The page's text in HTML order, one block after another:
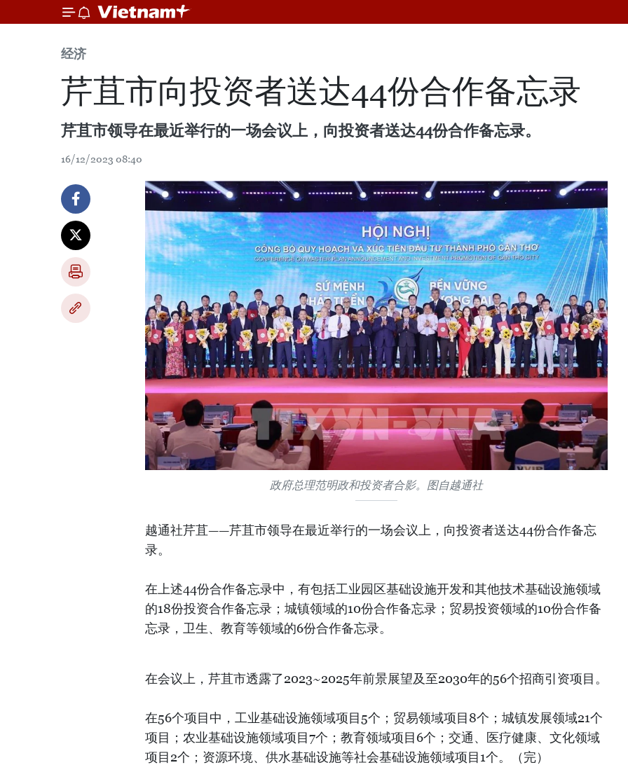
经济
芹苴市向投资者送达44份合作备忘录
芹苴市领导在最近举行的一场会议上，向投资者送达44份合作备忘录。
16/12/2023 08:40
政府总理范明政和投资者合影。图自越通社
越通社芹苴——芹苴市领导在最近举行的一场会议上，向投资者送达44份合作备忘
录。
在上述44份合作备忘录中，有包括工业园区基础设施开发和其他技术基础设施领域
的18份投资合作备忘录；城镇领域的10份合作备忘录；贸易投资领域的10份合作备
忘录，卫生、教育等领域的6份合作备忘录。
在会议上，芹苴市透露了2023~2025年前景展望及至2030年的56个招商引资项目。
在56个项目中，工业基础设施领域项目5个；贸易领域项目8个；城镇发展领域21个
项目；农业基础设施领域项目7个；教育领域项目6个；交通、医疗健康、文化领域
项目2个；资源环境、供水基础设施等社会基础设施领域项目1个。（完）